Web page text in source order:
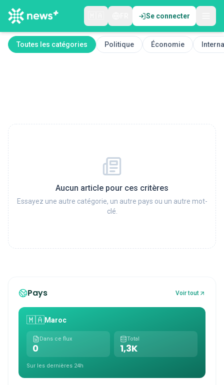
Se connecter
Toutes les catégories Politique Économie
Aucun article pour ces critères
Essayez une autre catégorie, un autre pays ou un autre mot-
clé.
Pays Voir tout
🇲🇦Maroc
Dans ce flux
0
Total
1,3K
Sur les dernières 24h